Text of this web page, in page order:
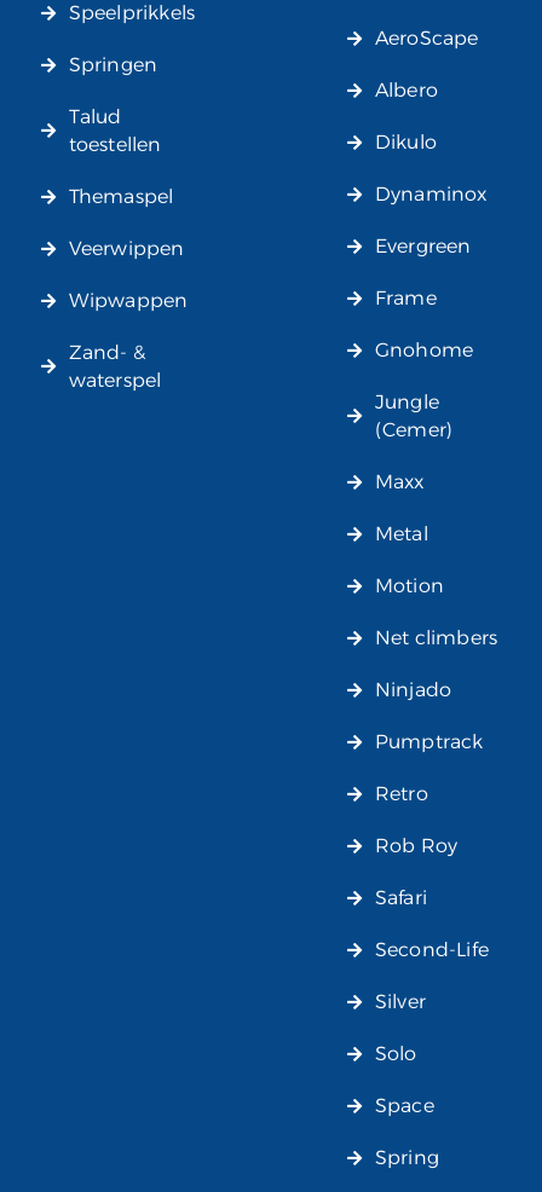
Speelprikkels
Springen
Talud
toestellen
Themaspel
Veerwippen
Wipwappen
Zand- &
waterspel
AeroScape
Albero
Dikulo
Dynaminox
Evergreen
Frame
Gnohome
Jungle
(Cemer)
Maxx
Metal
Motion
Net climbers
Ninjado
Pumptrack
Retro
Rob Roy
Safari
Second-Life
Silver
Solo
Space
Spring